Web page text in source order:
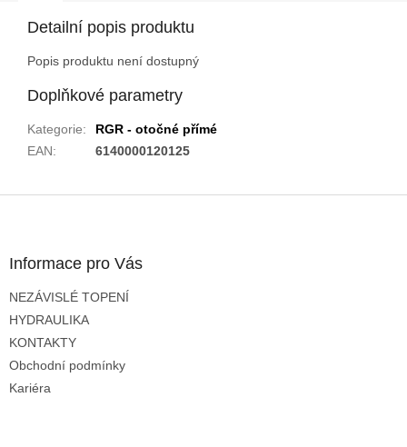
Detailní popis produktu
Popis produktu není dostupný
Doplňkové parametry
Kategorie:
RGR - otočné přímé
EAN: 6140000120125
Informace pro Vás
NEZÁVISLÉ TOPENÍ
HYDRAULIKA
KONTAKTY
Obchodní podmínky
Kariéra